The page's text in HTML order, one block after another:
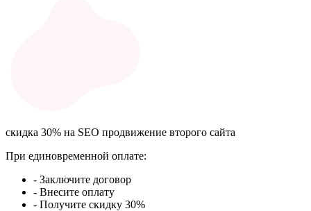
скидка 30% на SEO продвижение второго сайта
При единовременной оплате:
- Заключите договор
- Внесите оплату
- Получите скидку 30%